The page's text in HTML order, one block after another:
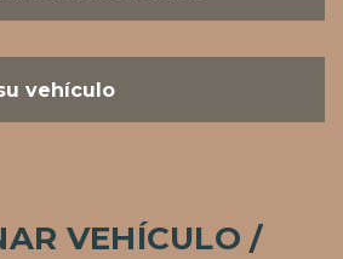
vehículo
VEHÍCULO /